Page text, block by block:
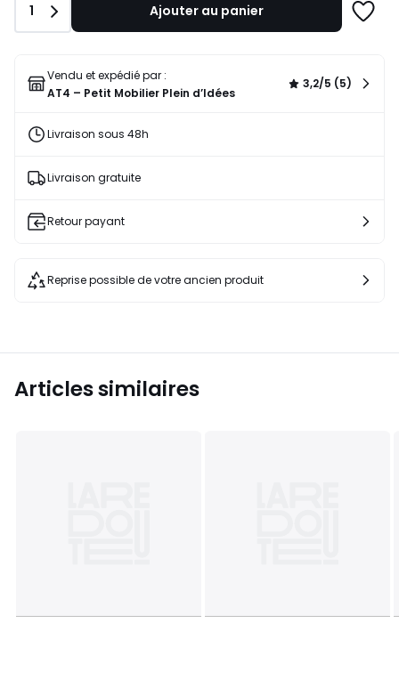
Quantité
1 Ajouter au panier
Vendu et expédié par :
AT4 – Petit Mobilier Plein d’Idées
3,2/5 (5)
Livraison sous 48h
Livraison gratuite
Retour payant
Reprise possible de votre ancien produit
Articles similaires